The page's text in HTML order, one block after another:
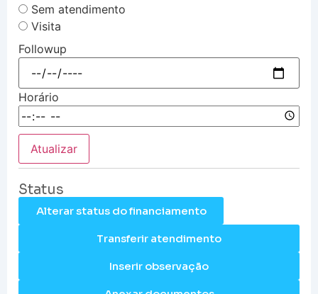
Sem atendimento
Visita
Followup
Horário
Atualizar
Status
Alterar status do financiamento
Transferir atendimento
Inserir observação